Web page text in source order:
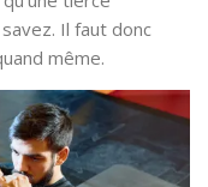
Il faut donc
même.